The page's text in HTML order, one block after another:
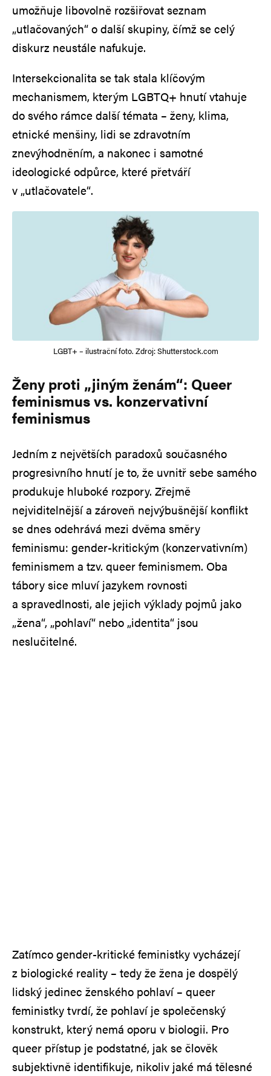
umožňuje libovolně rozšiřovat seznam
„utlačovaných“ o další skupiny, čímž se celý
diskurz neustále nafukuje.
Intersekcionalita se tak stala klíčovým
mechanismem, kterým LGBTQ+ hnutí vtahuje
do svého rámce další témata – ženy, klima,
etnické menšiny, lidi se zdravotním
znevýhodněním, a nakonec i samotné
ideologické odpůrce, které přetváří
v „utlačovatele“.
LGBT+ – ilustrační foto. Zdroj: Shutterstock.com
Ženy proti „jiným ženám“: Queer
feminismus vs. konzervativní
feminismus
Jedním z největších paradoxů současného
progresivního hnutí je to, že uvnitř sebe samého
produkuje hluboké rozpory. Zřejmě
nejviditelnější a zároveň nejvýbušnější konflikt
se dnes odehrává mezi dvěma směry
feminismu: gender-kritickým (konzervativním)
feminismem a tzv. queer feminismem. Oba
tábory sice mluví jazykem rovnosti
a spravedlnosti, ale jejich výklady pojmů jako
„žena“, „pohlaví“ nebo „identita“ jsou
neslučitelné.
Zatímco gender-kritické feministky vycházejí
z biologické reality – tedy že žena je dospělý
lidský jedinec ženského pohlaví – queer
feministky tvrdí, že pohlaví je společenský
konstrukt, který nemá oporu v biologii. Pro
queer přístup je podstatné, jak se člověk
subjektivně identifikuje, nikoliv jaké má tělesné